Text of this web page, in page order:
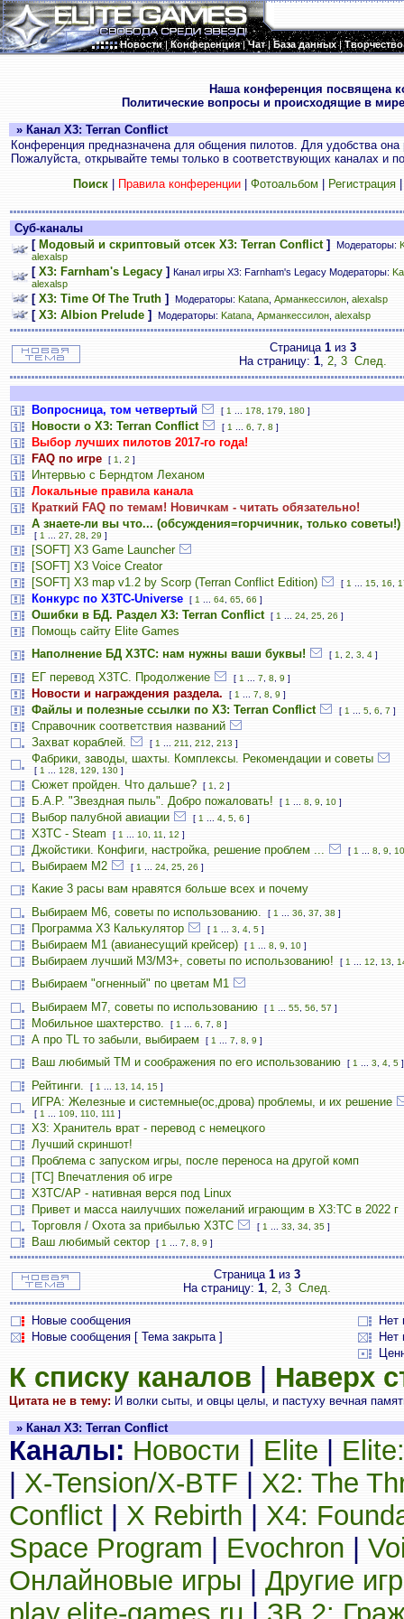
Новости|Конференция|Чат|База данных|Творчество
Наша конференция посвящена
Политические вопросы и происходящие в
» Канал X3: Terran Conflict
Конференция предназначена для общения пилотов. Для удобства
Пожалуйста, открывайте темы только в соответствующих каналах и
Поиск| Правила конференции| Фотоальбом Регистрация
Суб-каналы
[ Модовый и скриптовый отсек X3: Terran Conflict] Модераторы:
alexalsp
[ X3: Farnham's Legacy ] Канал игры X3: Farnham's Legacy Модераторы:
alexalsp
[ X3: Time Of The Truth ] Модераторы: Katana Арманкессилон alexalsp
[ X3: Albion Prelude ] Модераторы: Katana Арманкессилон alexalsp
Страница 1 из 3
На страницу: 1, 2, 3 След.
Вопросница, том четвертый [ 1 178 179 180 ]
Новости о X3: Terran Conflict [ 1 6 7 8 ]
Выбор лучших пилотов 2017-го года!
FAQ по игре
[ 1 2 ]
Интервью с Берндтом Леханом
Локальные правила канала
Краткий FAQ по темам! Новичкам - читать обязательно!
А знаете-ли вы что... (обсуждения=горчичник, только советы!)
[ 1 27 28 29 ]
[SOFT] X3 Game Launcher
[SOFT] X3 Voice Creator
[SOFT] X3 map v1.2 by Scorp (Terran Conflict Edition)
[ 1 15 16
Конкурс по X3TC-Universe [ 1 64 65 66 ]
Ошибки в БД. Раздел X3: Terran Conflict [ 1 24 25 26 ]
Помощь сайту Elite Games
Наполнение БД X3TC: нам нужны ваши буквы!
[ 1 2 3 4 ]
ЕГ перевод Х3ТС. Продолжение [ 1 7 8 9 ]
Новости и награждения раздела. [ 1 7 8 9 ]
Файлы и полезные ссылки по X3: Terran Conflict [ 1 5 6 7 ]
Справочник соответствия названий
Захват кораблей.
[ 1 211 212 213 ]
Фабрики, заводы, шахты. Комплексы. Рекомендации и советы
[ 1 128 129 130 ]
Сюжет пройден. Что дальше? [ 1 2 ]
Б.А.Р. "Звездная пыль". Добро пожаловать! [ 1 8 9 10 ]
Выбор палубной авиации [ 1 4 5 6 ]
X3TC - Steam [ 1 10 11 12 ]
Джойстики. Конфиги, настройка, решение проблем ... [ 1 8 9 10
Выбираем М2 [ 1 24 25 26 ]
Какие 3 расы вам нравятся больше всех и почему
Выбираем М6, советы по использованию.
[ 1 36 37 38 ]
Программа X3 Калькулятор [ 1 3 4 5 ]
Выбираем М1 (авианесущий крейсер) [ 1 8 9 10 ]
Выбираем лучший M3/M3+, советы по использованию! [ 1 12 13
Выбираем "огненный" по цветам М1
Выбираем М7, советы по использованию
[ 1 55 56 57 ]
Мобильное шахтерство. [ 1 6 7 8 ]
А про TL то забыли, выбираем [ 1 7 8 9 ]
Ваш любимый TM и соображения по его использованию [ 1 3 4 5 ]
Рейтинги. [ 1 13 14 15 ]
ИГРА: Железные и системные(ос,дрова) проблемы, и их решение
[ 1 109 110 111 ]
X3: Хранитель врат - перевод с немецкого
Лучший скриншот!
Проблема с запуском игры, после переноса на другой комп
[TC] Впечатления об игре
X3TC/AP - нативная верся под Linux
Привет и масса наилучших пожеланий играющим в X3:TC в 2022 г
Торговля / Охота за прибылью X3TC
[ 1 33 34 35 ]
Ваш любимый сектор [ 1 7 8 9 ]
Страница 1 из 3
На страницу: 1, 2, 3 След.
Новые сообщения
Нет
Новые сообщения [ Тема закрыта ]
Нет
К списку каналов Наверх
Цитата не в тему: И волки сыты, и овцы целы, и пастуху вечная
» Канал X3: Terran Conflict
Каналы: Новости Elite
X-Tension/X-BTF
X2: The
Conflict
X Rebirth
X4:
Space Program
Evochron
Онлайновые игры
Другие